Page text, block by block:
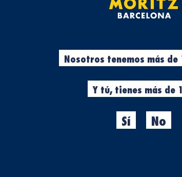
con
al
¡Aquí
Un
Nosotros tenemos más de
Y tú, tienes más de
Sí No